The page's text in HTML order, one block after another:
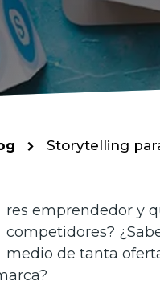
Storytelling
res emprendedor y
competidores?
medio de tanta